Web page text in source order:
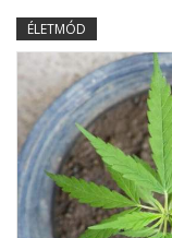
ÉLETMÓD